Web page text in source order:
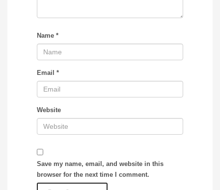
Name *
Email *
Website
Save my name, email, and website in this
browser for the next time I comment.